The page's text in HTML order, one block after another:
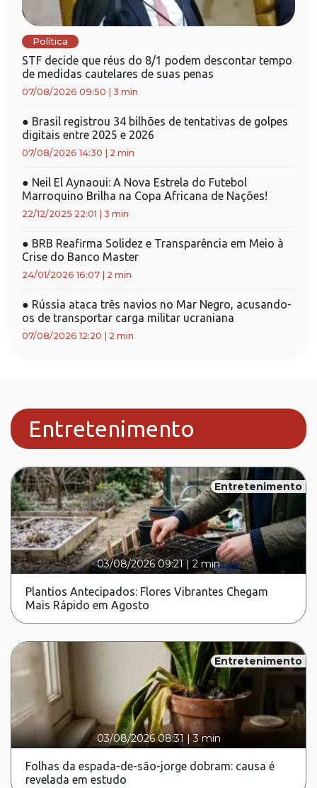
Política
STF decide que réus do 8/1 podem descontar tempo
de medidas cautelares de suas penas
07/08/2026 09:50 3 min
● Brasil registrou 34 bilhões de tentativas de golpes
digitais entre 2025 e 2026
07/08/2026 14:30 2 min
● Neil El Aynaoui: A Nova Estrela do Futebol
Marroquino Brilha na Copa Africana de Nações!
22/12/2025 22:01 3 min
● BRB Reafirma Solidez e Transparência em Meio à
Crise do Banco Master
24/01/2026 16:07 2 min
● Rússia ataca três navios no Mar Negro, acusando-
os de transportar carga militar ucraniana
07/08/2026 12:20 2 min
Entretenimento
Entretenimento
03/08/2026 09:21|2 min
Plantios Antecipados: Flores Vibrantes Chegam
Mais Rápido em Agosto
Entretenimento
03/08/2026 08:31 |3 min
Folhas da espada-de-são-jorge dobram: causa é
revelada em estudo